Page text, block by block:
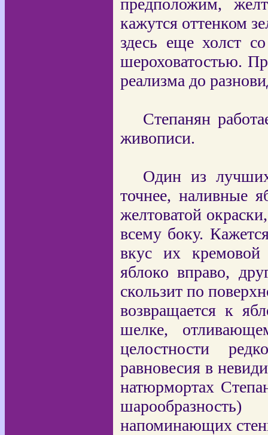
предположим,
кажутся оттенком
здесь еще холст
шероховатостью.
реализма до
Степанян
живописи.
Один из
точнее, наливные
желтоватой
всему боку.
вкус их кремовой
яблоко вправо,
скользит по
возвращается к
шелке,
целостности
равновесия в
натюрмортах
напоминающих